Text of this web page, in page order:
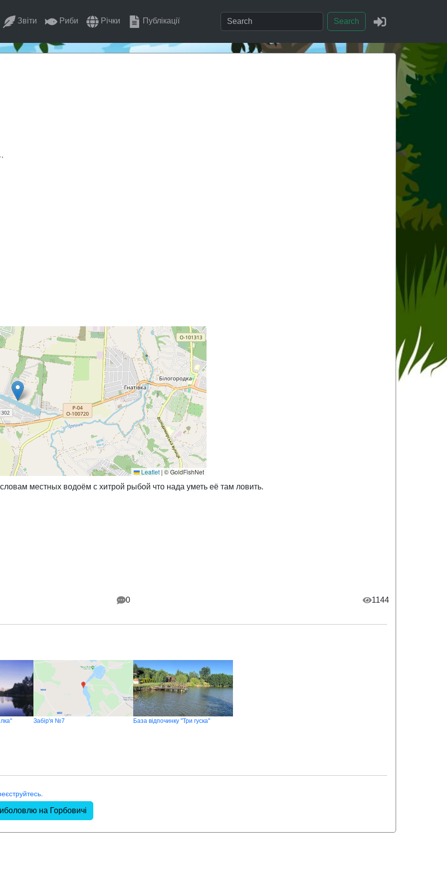
Звіти Риби Річки Публікації Search
Leaflet | © GoldFishNet
местных водоём с хитрой рыбой что нада уметь её там ловить.
0 1144
Забір'я №7 База відпочинку "Три гуска"
на Горбовичі